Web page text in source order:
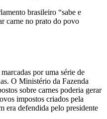
brasileiro “sabe e
carne no prato do povo
por uma série de
O Ministério da Fazenda
sobre carnes poderia gerar
impostos criados pela
era defendida pelo presidente